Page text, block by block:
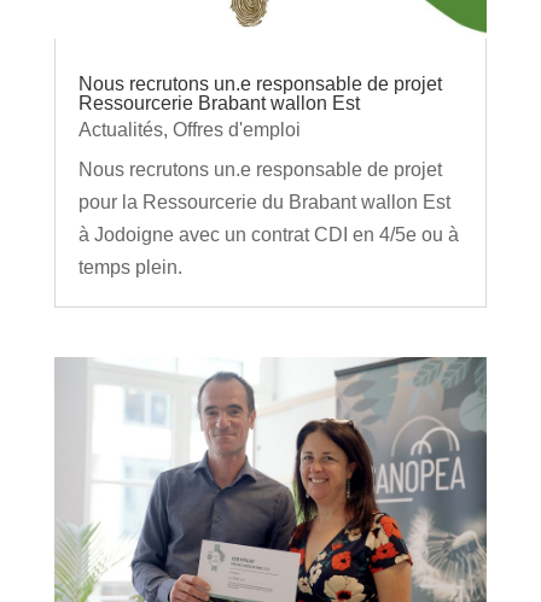
Nous recrutons un.e responsable de projet
Ressourcerie Brabant wallon Est
Actualités, Offres d'emploi
Nous recrutons un.e responsable de projet
pour la Ressourcerie du Brabant wallon Est
à Jodoigne avec un contrat CDI en 4/5e ou à
temps plein.